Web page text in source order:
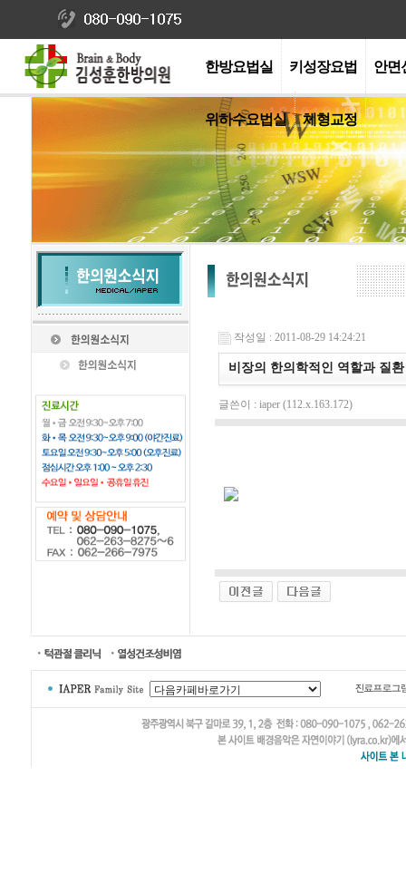
한방요법실 키성장요법 안면
위하수요법실 체형교정
작성일 : 2011-08-29 14:24:21
비장의 한의학적인 역할과 질환
글쓴이 : iaper (112.x.163.172)